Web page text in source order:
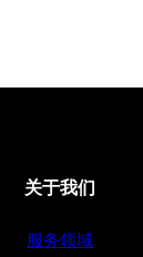
关于我们
服务领域